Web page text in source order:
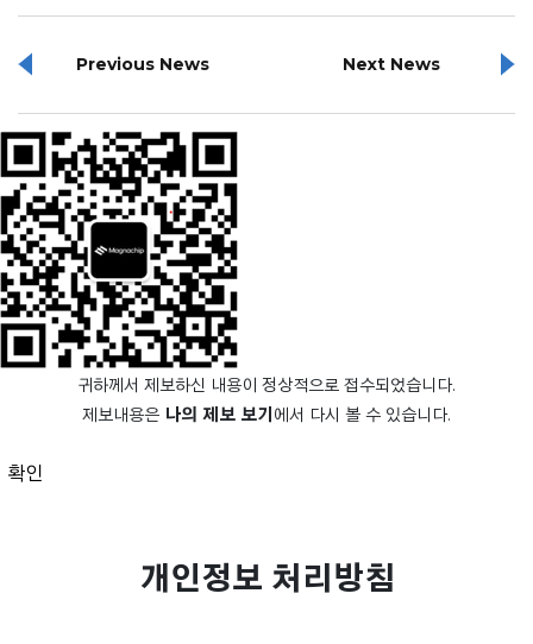
Previous News Next News
귀하께서 제보하신 내용이 정상적으로 접수되었습니다.
제보내용은 나의 제보 보기 에서 다시 볼 수 있습니다.
확인
개인정보 처리방침